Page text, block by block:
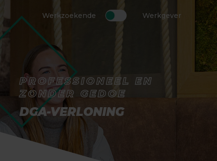
Werkzoekende Werkgever
PROFESSIONEEL EN
ZONDER GEDOE
DGA-VERLONING